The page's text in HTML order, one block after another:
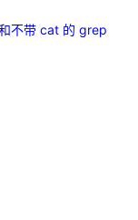
不带 cat 的 grep